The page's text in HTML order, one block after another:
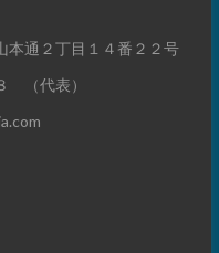
通２丁目１４番２２号
（代表）